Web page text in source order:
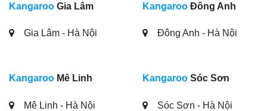
Kangaroo Gia Lâm
Gia Lâm - Hà Nội
Kangaroo Đông Anh
Đông Anh - Hà Nội
Kangaroo Mê Linh
Mê Linh - Hà Nội
Kangaroo Sóc Sơn
Sóc Sơn - Hà Nội